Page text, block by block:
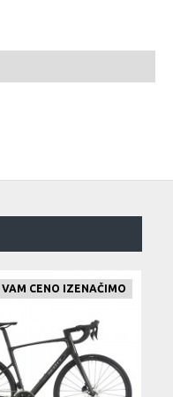
CENO IZENAČIMO